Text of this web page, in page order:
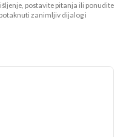
postavite pitanja ili ponudite
zanimljiv dijalog i